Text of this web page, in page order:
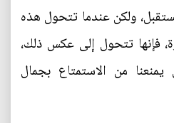
ولكن عندما تتحول هذه
فإنها تتحول إلى عكس ذلك،
من الاستمتاع بجمال